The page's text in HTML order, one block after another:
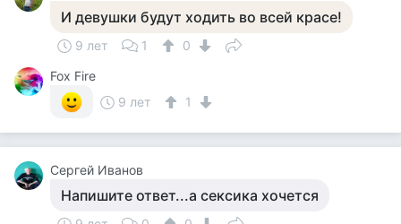
И девушки будут ходить во всей красе!
9 лет 1
0
Fox Fire
9 лет
1
Сергей Иванов
Напишите ответ...а сексика хочется